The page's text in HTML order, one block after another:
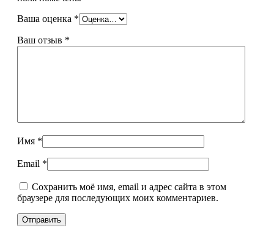
Ваша оценка *
Ваш отзыв *
Имя *
Email *
Сохранить моё имя, email и адрес сайта в этом
браузере для последующих моих комментариев.